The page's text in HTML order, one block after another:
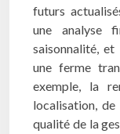
futurs
une analyse
saisonnalité,
une ferme
exemple, la
localisation,
qualité de la